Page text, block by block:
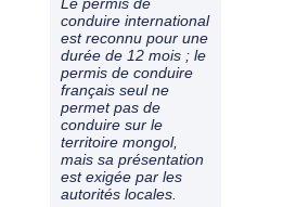
conduire international
est reconnu pour une
durée de 12 mois ; le
permis de conduire
français seul ne
permet pas de
conduire sur le
territoire mongol,
mais sa présentation
est exigée par les
autorités locales.